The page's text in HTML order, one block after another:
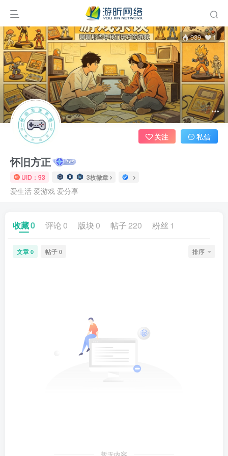
939 1
怀旧方正
UID：93 3枚徽章
爱生活 爱游戏 爱分享
关注 私信
收藏0 评论 0 版块 0 帖子 220 粉丝 1
文章 0 帖子 0 排序